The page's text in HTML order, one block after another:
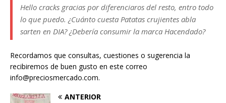
Hello cracks gracias por diferenciaros del resto, entro todo
lo que puedo. ¿Cuánto cuesta Patatas crujientes abla
sarten en DIA? ¿Debería consumir la marca Hacendado?
Recordamos que consultas, cuestiones o sugerencia la
recibiremos de buen gusto en este correo
info@preciosmercado.com.
ANTERIOR